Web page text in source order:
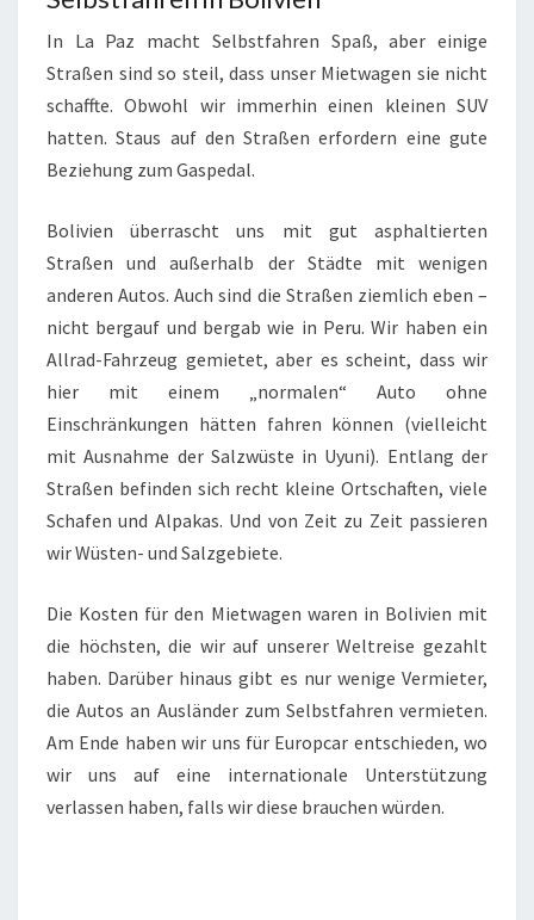
In La Paz macht Selbstfahren Spaß, aber einige
Straßen sind so steil, dass unser Mietwagen sie nicht
schaffte. Obwohl wir immerhin einen kleinen SUV
hatten. Staus auf den Straßen erfordern eine gute
Beziehung zum Gaspedal.
Bolivien überrascht uns mit gut asphaltierten
Straßen und außerhalb der Städte mit wenigen
anderen Autos. Auch sind die Straßen ziemlich eben –
nicht bergauf und bergab wie in Peru. Wir haben ein
Allrad-Fahrzeug gemietet, aber es scheint, dass wir
hier mit einem „normalen“ Auto ohne
Einschränkungen hätten fahren können (vielleicht
mit Ausnahme der Salzwüste in Uyuni). Entlang der
Straßen befinden sich recht kleine Ortschaften, viele
Schafen und Alpakas. Und von Zeit zu Zeit passieren
wir Wüsten- und Salzgebiete.
Die Kosten für den Mietwagen waren in Bolivien mit
die höchsten, die wir auf unserer Weltreise gezahlt
haben. Darüber hinaus gibt es nur wenige Vermieter,
die Autos an Ausländer zum Selbstfahren vermieten.
Am Ende haben wir uns für Europcar entschieden, wo
wir uns auf eine internationale Unterstützung
verlassen haben, falls wir diese brauchen würden.